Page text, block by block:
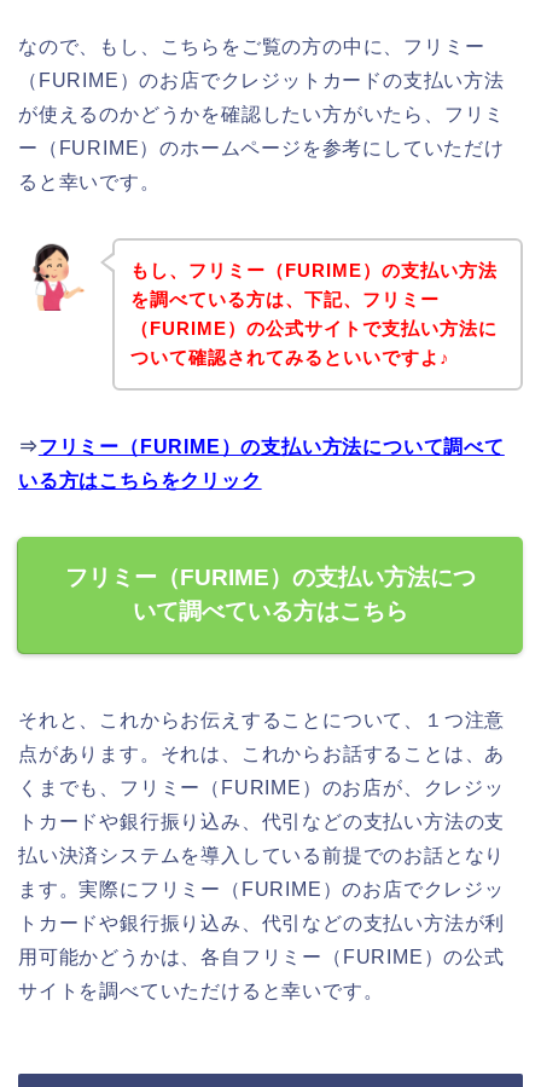
なので、もし、こちらをご覧の方の中に、フリミー
（FURIME）のお店でクレジットカードの支払い方法
が使えるのかどうかを確認したい方がいたら、フリミ
ー（FURIME）のホームページを参考にしていただけ
ると幸いです。
もし、フリミー（FURIME）の支払い方法
を調べている方は、下記、フリミー
（FURIME）の公式サイトで支払い方法に
ついて確認されてみるといいですよ♪
⇒フリミー（FURIME）の支払い方法について調べて
いる方はこちらをクリック
フリミー（FURIME）の支払い方法につ
いて調べている方はこちら
それと、これからお伝えすることについて、１つ注意
点があります。それは、これからお話することは、あ
くまでも、フリミー（FURIME）のお店が、クレジッ
トカードや銀行振り込み、代引などの支払い方法の支
払い決済システムを導入している前提でのお話となり
ます。実際にフリミー（FURIME）のお店でクレジッ
トカードや銀行振り込み、代引などの支払い方法が利
用可能かどうかは、各自フリミー（FURIME）の公式
サイトを調べていただけると幸いです。